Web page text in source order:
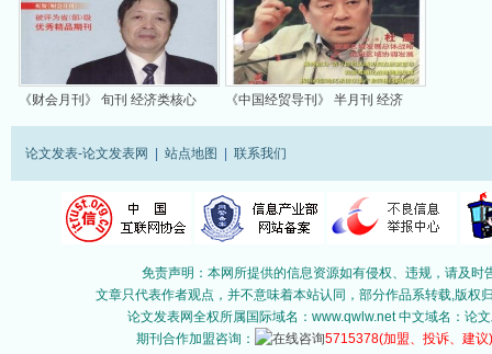
《财会月刊》 旬刊 经济类核心
期刊
《中国经贸导刊》 半月刊 经济
核心期刊
论文发表-论文发表网
站点地图 联系我们
免责声明：本网所提供的信息资源如有侵权、违规，请及时
文章只代表作者观点，并不意味着本站认同，部分作品系转载,版
论文发表网全权所属国际域名：www.qwlw.net 中文域名：论
期刊合作加盟咨询：
5715378(加盟、投诉、建议)